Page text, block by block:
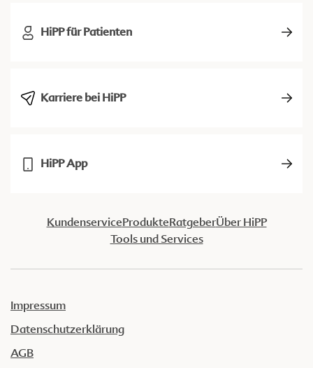
HiPP für Patienten
Karriere bei HiPP
HiPP App
KundenserviceProdukteRatgeberÜber HiPP
Tools und Services
Impressum
Datenschutzerklärung
AGB